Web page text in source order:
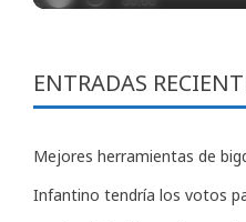
ENTRADAS
Mejores herramientas de
Infantino tendría los votos